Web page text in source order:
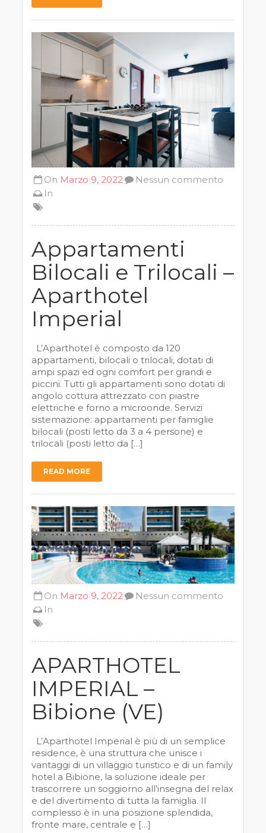
On Marzo 9, 2022
In
Nessun commento
Appartamenti
Bilocali e Trilocali –
Aparthotel
Imperial
L’Aparthotel è composto da 120
appartamenti, bilocali o trilocali, dotati di
ampi spazi ed ogni comfort per grandi e
piccini. Tutti gli appartamenti sono dotati di
angolo cottura attrezzato con piastre
elettriche e forno a microonde. Servizi
sistemazione: appartamenti per famiglie
bilocali (posti letto da 3 a 4 persone) e
trilocali (posti letto da […]
READ MORE
On Marzo 9, 2022
In
Nessun commento
APARTHOTEL
IMPERIAL –
Bibione (VE)
L’Aparthotel Imperial è più di un semplice
residence, è una struttura che unisce i
vantaggi di un villaggio turistico e di un family
hotel a Bibione, la soluzione ideale per
trascorrere un soggiorno all’insegna del relax
e del divertimento di tutta la famiglia. Il
complesso è in una posizione splendida,
fronte mare, centrale e […]